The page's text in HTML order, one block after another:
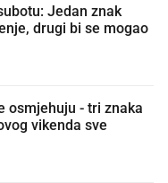
Jedan znak
drugi bi se mogao
osmjehuju - tri znaka
vikenda sve